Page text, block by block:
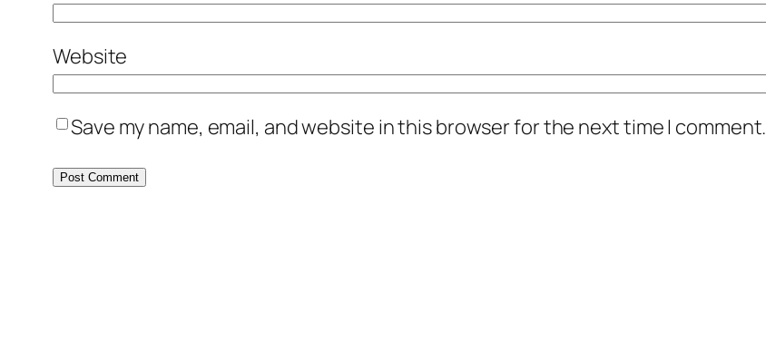
Website
Save my name, email, and website in this browser for the next time I comment.